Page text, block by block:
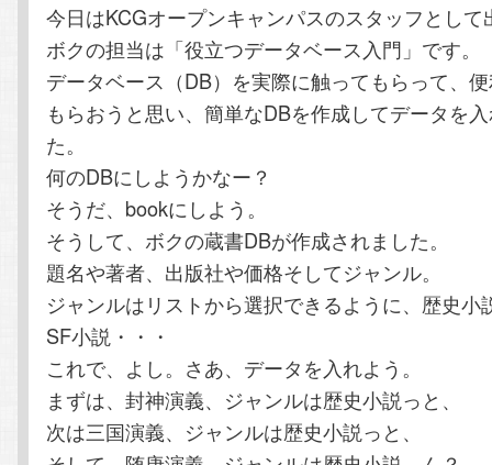
テ
ン
へ
移
動
ン
ツ
移
動
今日はKCGオープンキャンパスのスタッフとして
ボクの担当は「役立つデータベース入門」です。
データベース（DB）を実際に触ってもらって、
もらおうと思い、簡単なDBを作成してデータを
た。
何のDBにしようかなー？
そうだ、bookにしよう。
そうして、ボクの蔵書DBが作成されました。
題名や著者、出版社や価格そしてジャンル。
ジャンルはリストから選択できるように、歴史小
SF小説・・・
これで、よし。さあ、データを入れよう。
まずは、封神演義、ジャンルは歴史小説っと、
次は三国演義、ジャンルは歴史小説っと、